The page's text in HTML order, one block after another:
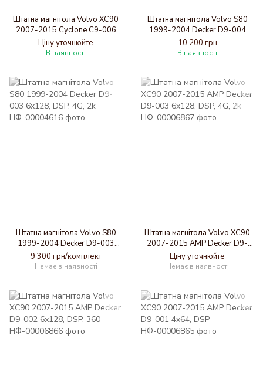
Штатна магнітола Volvo XC90
2007-2015 Cyclone C9-006
4x64, DSP, DVR
Ціну уточнюйте
В наявності
Штатна магнітола Volvo S80
1999-2004 Decker D9-004
6x128, DSP 360, 2k
10 200 грн
В наявності
Штатна магнітола Volvo S80
1999-2004 Decker D9-003
6x128, DSP, 4G, 2k
9 300 грн/комплект
Немає в наявності
Штатна магнітола Volvo XC90
2007-2015 AMP Decker D9-
003 6x128, DSP, 4G, 2k
Ціну уточнюйте
Немає в наявності